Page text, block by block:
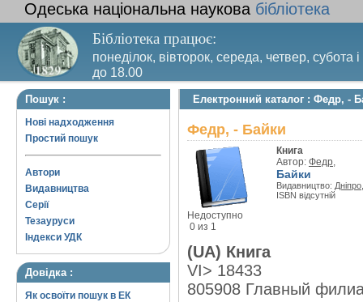
Одеська національна наукова бібліотека
Бібліотека працює:
понеділок, вівторок, середа, четвер, субота
до 18.00
Вихідний день – п’ятниця. Останній четвер
Пошук :
Нові надходження
Простий пошук
Автори
Видавництва
Серії
Тезауруси
Індекси УДК
Довідка :
Як освоїти пошук в ЕК
Електронний каталог : Федр, -
Федр, - Байки
Недоступно
0 из 1
Книга
Автор: Федр,
Байки
Видавництво: Дніпро
ISBN відсутній
(UA) Книга
VI> 18433
805908 Главный